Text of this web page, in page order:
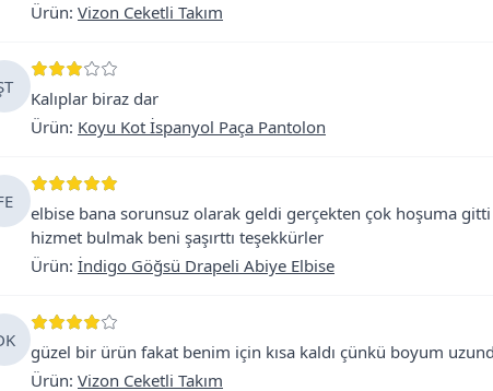
Ürün: Vizon Ceketli Takım
Kalıplar biraz dar
Ürün: Koyu Kot İspanyol Paça Pantolon
elbise bana sorunsuz olarak geldi gerçekten çok hoşuma
hizmet bulmak beni şaşırttı teşekkürler
Ürün: İndigo Göğsü Drapeli Abiye Elbise
güzel bir ürün fakat benim için kısa kaldı çünkü boyum
Ürün: Vizon Ceketli Takım